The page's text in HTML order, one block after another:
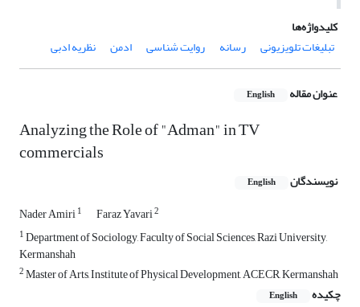
کلیدواژه‌ها
تبلیغات تلویزیونی
رسانه روایت شناسی ادمن نظریه ادبی
عنوان مقاله English
Analyzing the Role of "Adman" in TV
commercials
نویسندگان English
Nader Amiri1 Faraz Yavari2
1Department of Sociology, Faculty of Social Sciences, Razi University,
Kermanshah
2Master of Arts, Institute of Physical Development, ACECR, Kermanshah
چکیده
English